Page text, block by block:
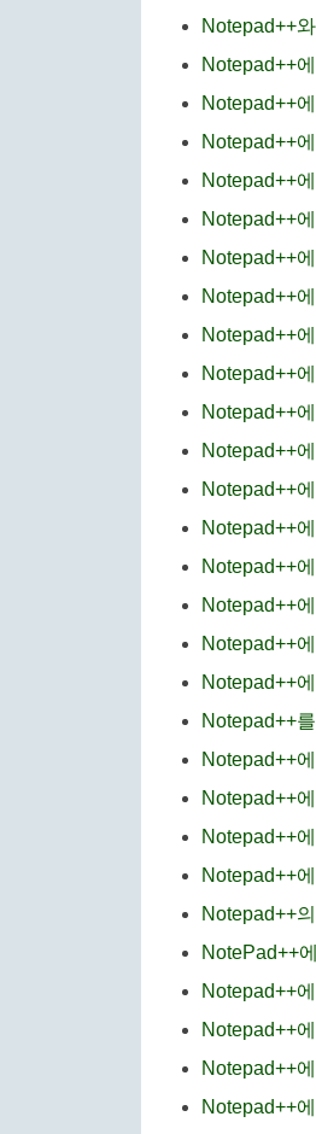
Notepad++
Notepad++
Notepad++
Notepad++
Notepad++
Notepad++
Notepad++
Notepad++
Notepad++
Notepad++
Notepad++
Notepad++
Notepad++
Notepad++
Notepad++
Notepad++
Notepad++
Notepad++
Notepad++
Notepad++
Notepad++
Notepad++
Notepad++
Notepad++
NotePad++
Notepad++
Notepad++
Notepad++
Notepad++